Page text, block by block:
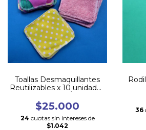
Toallas Desmaquillantes
Reutilizables x 10 unidades
$25.000
24 cuotas sin intereses de
$1.042
36